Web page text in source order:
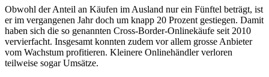
Obwohl der Anteil an Käufen im Ausland nur ein Fünftel beträgt, ist
er im vergangenen Jahr doch um knapp 20 Prozent gestiegen. Damit
haben sich die so genannten Cross-Border-Onlinekäufe seit 2010
vervierfacht. Insgesamt konnten zudem vor allem grosse Anbieter
vom Wachstum profitieren. Kleinere Onlinehändler verloren
teilweise sogar Umsätze.